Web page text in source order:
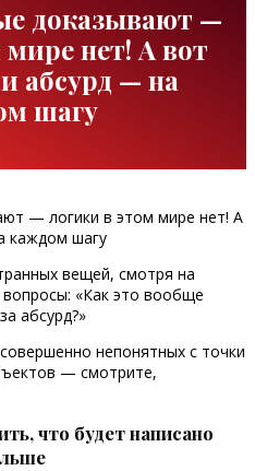
доказывают —
нет! А вот
абсурд — на
шагу
вещей, смотря на
«Как это вообще
абсурд?»
непонятных с точки
— смотрите,
что будет написано